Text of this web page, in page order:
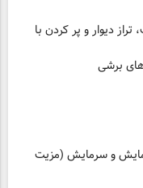
دیوار و پر کردن با
مصرفی گرمایش و سرمایش (مزیت